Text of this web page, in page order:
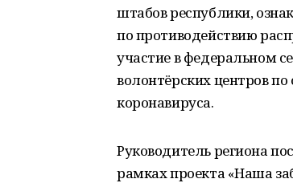
штабов республики,
по противодействию
участие в федеральном
волонтёрских центров
коронавируса.
Руководитель региона
рамках проекта «Наша